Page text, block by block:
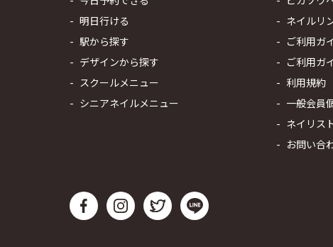
明日行ける
駅から探す
デザインから探す
スクールメニュー
シニアネイルメニュー
ネイルリ
ご利用ガ
ご利用ガ
利用規約
一般会員
ネイリス
お問い合